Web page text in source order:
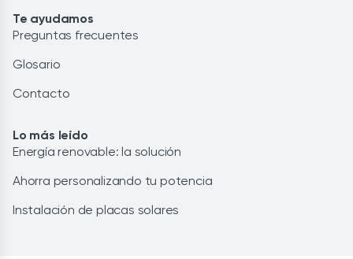
Te ayudamos
Preguntas frecuentes
Glosario
Contacto
Lo más leído
Energía renovable: la solución
Ahorra personalizando tu potencia
Instalación de placas solares